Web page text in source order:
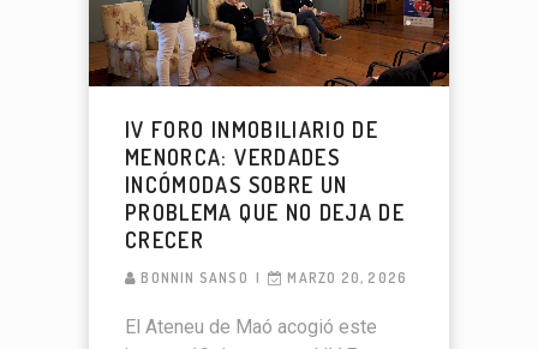
IV FORO INMOBILIARIO DE
MENORCA: VERDADES
INCÓMODAS SOBRE UN
PROBLEMA QUE NO DEJA DE
CRECER
BONNIN SANSO MARZO 20, 2026
El Ateneu de Maó acogió este